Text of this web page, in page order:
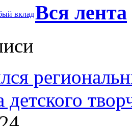
вкладВся лента
детского